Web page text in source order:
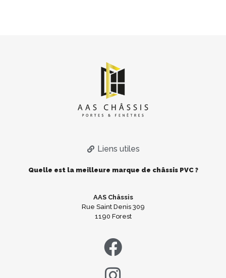
Liens utiles
Quelle est la meilleure marque de châssis PVC ?
AAS Châssis
Rue Saint Denis 309
1190 Forest